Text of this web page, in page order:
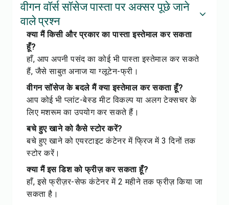
वीगन वॉर्स सॉसेज पास्ता पर अक्सर पूछे जाने
वाले प्रश्न
क्या मैं किसी और प्रकार का पास्ता इस्तेमाल कर सकता
हूँ?
हाँ, आप अपनी पसंद का कोई भी पास्ता इस्तेमाल कर सकते
हैं, जैसे साबुत अनाज या ग्लूटेन-फ्री।
वीगन सॉसेज के बदले मैं क्या इस्तेमाल कर सकता हूँ?
आप कोई भी प्लांट-बेस्ड मीट विकल्प या अलग टेक्सचर के
लिए मशरूम का उपयोग कर सकते हैं।
बचे हुए खाने को कैसे स्टोर करें?
बचे हुए खाने को एयरटाइट कंटेनर में फ्रिज में 3 दिनों तक
स्टोर करें।
क्या मैं इस डिश को फ्रीज़ कर सकता हूँ?
हाँ, इसे फ्रीज़र-सेफ कंटेनर में 2 महीने तक फ्रीज़ किया जा
सकता है।